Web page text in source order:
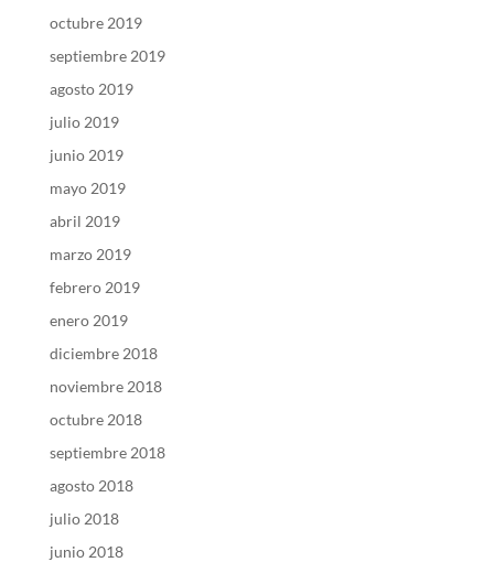
octubre 2019
septiembre 2019
agosto 2019
julio 2019
junio 2019
mayo 2019
abril 2019
marzo 2019
febrero 2019
enero 2019
diciembre 2018
noviembre 2018
octubre 2018
septiembre 2018
agosto 2018
julio 2018
junio 2018